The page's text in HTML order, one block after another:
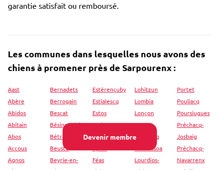
Devenir membre
garantie satisfait ou remboursé.
Les communes dans lesquelles nous avons des
chiens à promener près de Sarpourenx :
Aast
Abère
Abidos
Abitain
Abos
Accous
Agnos
Bernadets
Berrogain
Bescat
Bésingrand
Bétracq
Beuste
Beyrie-en-
Estérençuby
Estialescq
Estos
Etcharry
Etsaut
Féas
Lohitzun
Lombia
Lonçon
Lons
Loubieng
Louhossoa
Lourdios-
Portet
Pouliacq
Poursiugues
Préchacq-
Josbaig
Préchacq-
Navarrenx